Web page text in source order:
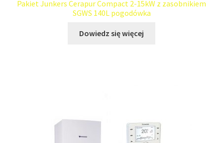
Pakiet Junkers Cerapur Compact 2-15kW z zasobnikiem
SGWS 140L pogodówka
Dowiedz się więcej